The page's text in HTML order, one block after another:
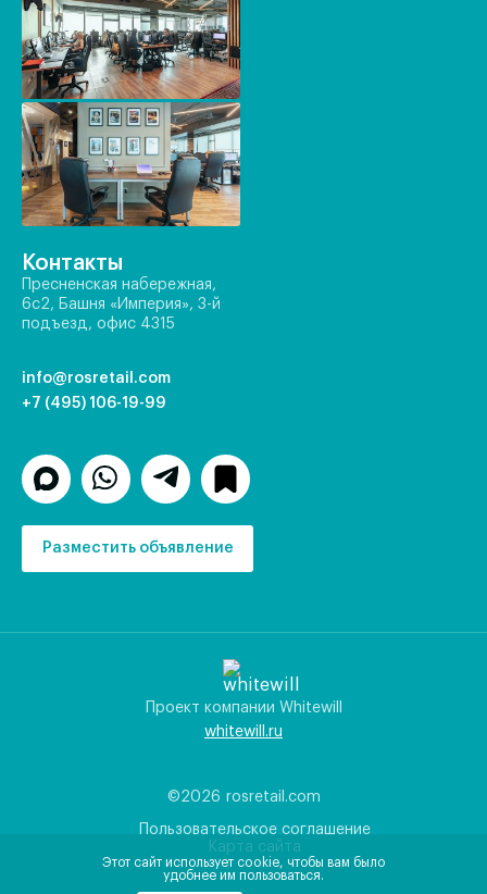
Контакты
Пресненская набережная,
6с2, Башня «Империя», 3-й
подъезд, офис 4315
info@rosretail.com
+7 (495) 106-19-99
Разместить объявление
©2026 rosretail.com
Пользовательское соглашение
Карта сайта
Проект компании Whitewill
whitewill.ru
Этот сайт использует cookie, чтобы вам было
удобнее им пользоваться.